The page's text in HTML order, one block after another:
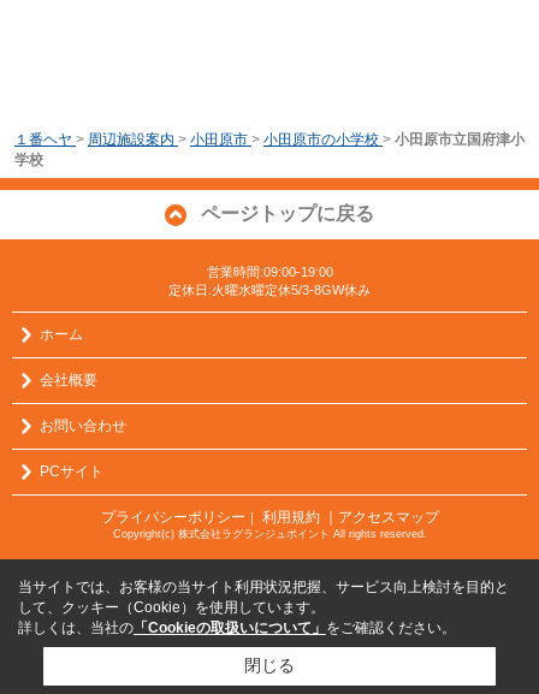
１番ヘヤ > 周辺施設案内 > 小田原市 > 小田原市の小学校 > 小田原市立国府津小
学校
ページトップに戻る
営業時間:09:00-19:00
定休日:火曜水曜定休5/3-8GW休み
ホーム
会社概要
お問い合わせ
PCサイト
プライバシーポリシー ｜ 利用規約 ｜アクセスマップ
Copyright(c) 株式会社ラグランジュポイント All rights reserved.
当サイトでは、お客様の当サイト利用状況把握、サービス向上検討を目的と
して、クッキー（Cookie）を使用しています。
詳しくは、当社の 「Cookieの取扱いについて」 をご確認ください。
閉じる